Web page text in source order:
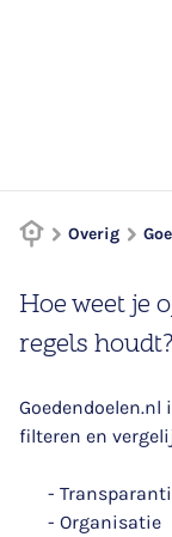
Overig
Hoe weet je
regels houdt?
filteren en
-
- Organisatie